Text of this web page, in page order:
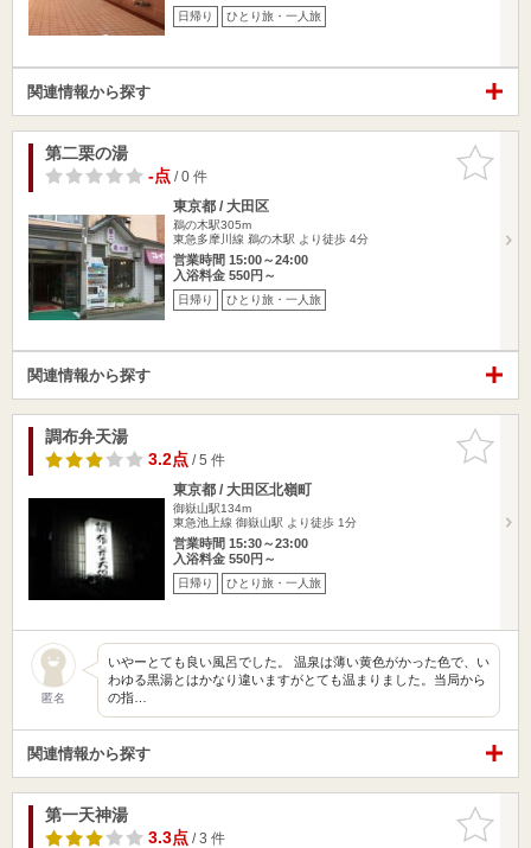
日帰り ひとり旅・一人旅
関連情報から探す
お気に入
りに追加
第二栗の湯
-点/ 0 件
東京都 / 大田区
鵜の木駅305m
東急多摩川線 鵜の木駅 より徒歩 4分
営業時間 15:00～24:00
入浴料金 550円～
日帰り ひとり旅・一人旅
関連情報から探す
お気に入
りに追加
調布弁天湯
3.2点/ 5 件
東京都 / 大田区北嶺町
御嶽山駅134m
東急池上線 御嶽山駅 より徒歩 1分
営業時間 15:30～23:00
入浴料金 550円～
日帰り ひとり旅・一人旅
匿名
いやーとても良い風呂でした。 温泉は薄い黄色がかった色で、い
わゆる黒湯とはかなり違いますがとても温まりました。当局から
の指…
関連情報から探す
お気に入
りに追加
第一天神湯
3.3点/ 3 件